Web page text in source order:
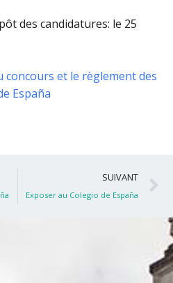
des candidatures: le 25
concours et le règlement des
España
SUIVANT
Exposer au Colegio de España